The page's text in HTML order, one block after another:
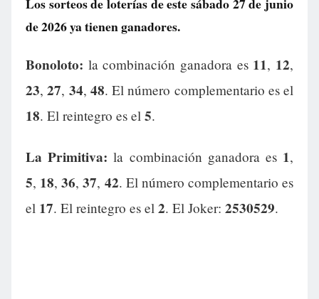
de 2026 ya tienen ganadores.
Bonoloto: la combinación ganadora es 11, 12,
23,27, 34, 48. El número complementario es el
18. El reintegro es el 5.
La Primitiva: la combinación ganadora es 1,
5, 18,36,37, 42. El número complementario es
el 17. El reintegro es el 2. El Joker: 2530529.